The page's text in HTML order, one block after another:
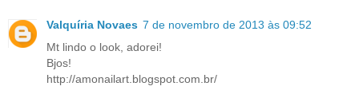
Valquíria Novaes 7 de novembro de 2013 às 09:52
Mt lindo o look, adorei!
Bjos!
http://amonailart.blogspot.com.br/